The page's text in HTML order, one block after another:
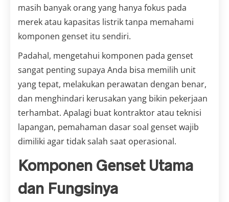
masih banyak orang yang hanya fokus pada
merek atau kapasitas listrik tanpa memahami
komponen genset itu sendiri.
Padahal, mengetahui komponen pada genset
sangat penting supaya Anda bisa memilih unit
yang tepat, melakukan perawatan dengan benar,
dan menghindari kerusakan yang bikin pekerjaan
terhambat. Apalagi buat kontraktor atau teknisi
lapangan, pemahaman dasar soal genset wajib
dimiliki agar tidak salah saat operasional.
Komponen Genset Utama
dan Fungsinya